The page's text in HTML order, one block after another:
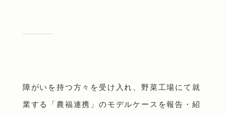
障がいを持つ方々を受け入れ、野菜工場にて就
業する「農福連携」のモデルケースを報告・紹